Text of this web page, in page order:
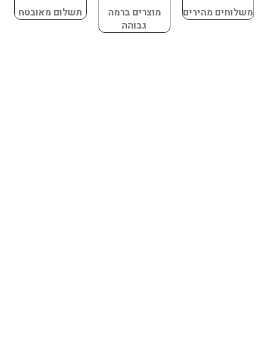
משלוחים מהירים
מוצרים ברמה
גבוהה
תשלום מאובטח